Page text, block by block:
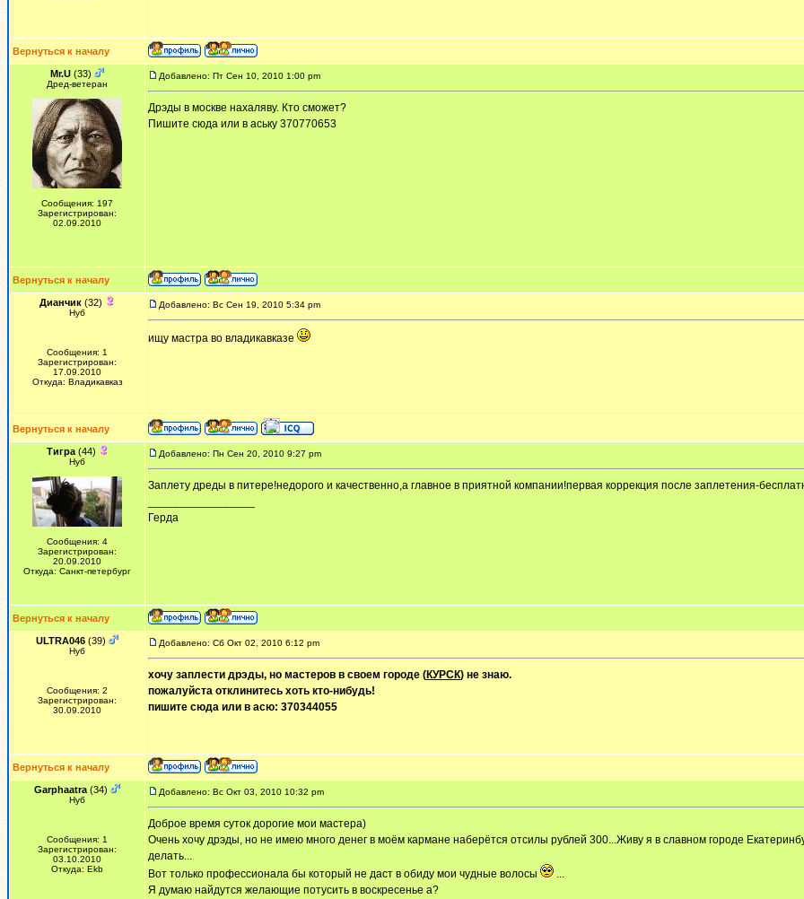
Вернуться к началу
Mr.U (33)
Дред-ветеран
Сообщения: 197
Зарегистрирован:
02.09.2010
Добавлено: Пт Сен 10, 2010 1:00 pm
Дрэды в москве нахаляву. Кто сможет?
Пишите сюда или в аську 370770653
Вернуться к началу
Дианчик (32)
Нуб
Сообщения: 1
Зарегистрирован:
17.09.2010
Откуда: Владикавказ
Добавлено: Вс Сен 19, 2010 5:34 pm
ищу мастра во владикавказе
Вернуться к началу
Тигра(44)
Нуб
Сообщения: 4
Зарегистрирован:
20.09.2010
Откуда: Санкт-петербург
Добавлено: Пн Сен 20, 2010 9:27 pm
Заплету дреды в питере!недорого и качественно,а главное в приятной компании!первая коррекция после заплетения-
Герда
Вернуться к началу
ULTRA046 (39)
Нуб
Сообщения: 2
Зарегистрирован:
30.09.2010
Добавлено: Сб Окт 02, 2010 6:12 pm
хочу заплести дрэды, но мастеров в своем городе (КУРСК) не знаю.
пожалуйста отклинитесь хоть кто-нибудь!
пишите сюда или в асю: 370344055
Вернуться к началу
Garphaatra (34)
Нуб
Сообщения: 1
Зарегистрирован:
03.10.2010
Откуда: Ekb
Добавлено: Вс Окт 03, 2010 10:32 pm
Доброе время суток дорогие мои мастера)
Очень хочу дрэды, но не имею много денег в моём кармане наберётся отсилы рублей 300...Живу я в славном городе
делать...
Вот только профессионала бы который не даст в обиду мои чудные волосы
...
Я думаю найдутся желающие потусить в воскресенье а?